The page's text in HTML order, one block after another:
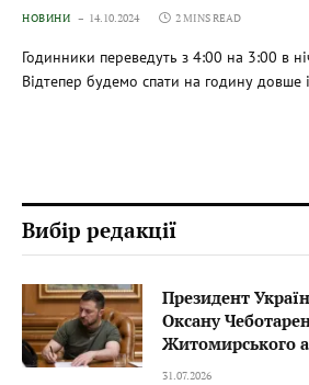
НОВИНИ 14.10.2024 2 MINS READ
Годинники переведуть з 4:00 на 3:00 в
Відтепер будемо спати на годину довше
Вибір редакції
Президент
Оксану
Житомирського
31.07.2026